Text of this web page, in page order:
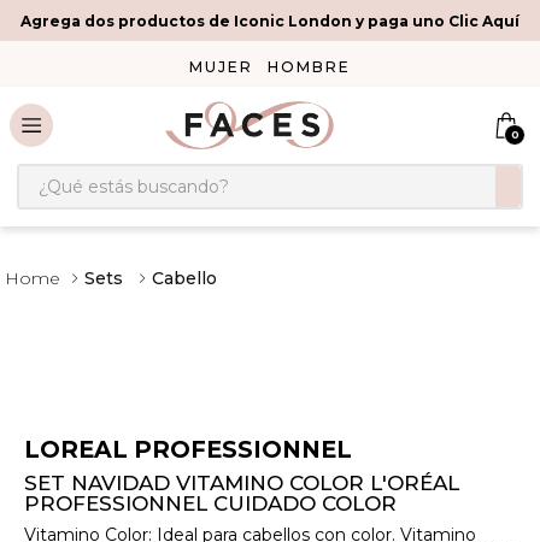
Agrega dos productos de Iconic London y paga uno Clic Aquí
MUJER HOMBRE
0
¿Qué estás buscando?
Sets Cabello
LOREAL PROFESSIONNEL
SET NAVIDAD VITAMINO COLOR L'ORÉAL
PROFESSIONNEL CUIDADO COLOR
Vitamino Color: Ideal para cabellos con color. Vitamino